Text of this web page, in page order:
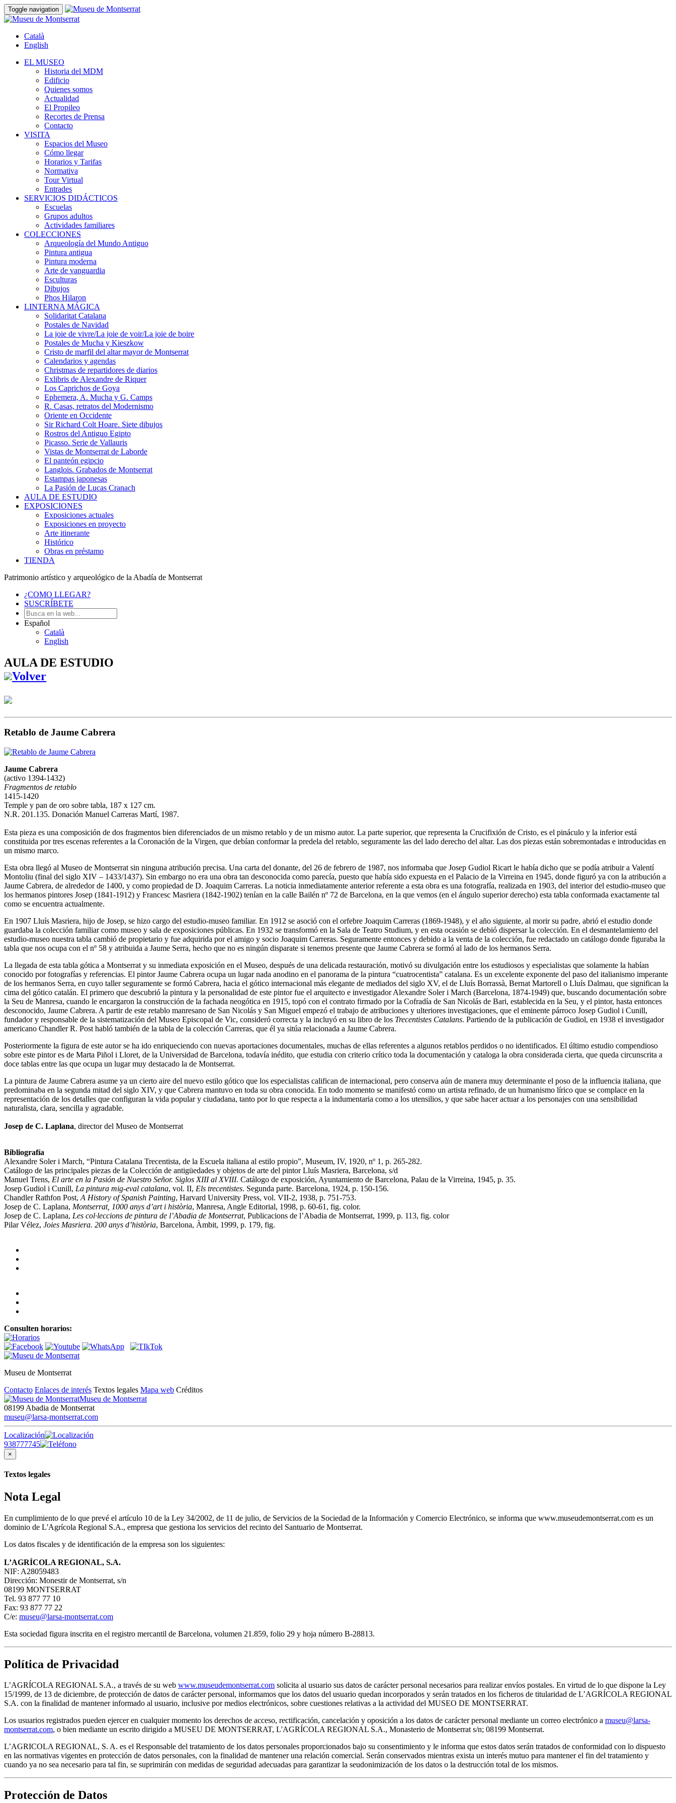
Toggle navigation
Català
English
EL MUSEO
Historia del MDM
Edificio
Quienes somos
Actualidad
El Propileo
Recortes de Prensa
Contacto
VISITA
Espacios del Museo
Cómo llegar
Horarios y Tarifas
Normativa
Tour Virtual
Entrades
SERVICIOS DIDÁCTICOS
Escuelas
Grupos adultos
Actividades familiares
COLECCIONES
Arqueología del Mundo Antiguo
Pintura antigua
Pintura moderna
Arte de vanguardia
Esculturas
Dibujos
Phos Hilaron
LINTERNA MÁGICA
Solidaritat Catalana
Postales de Navidad
La joie de vivre/La joie de voir/La joie de boire
Postales de Mucha y Kieszkow
Cristo de marfil del altar mayor de Montserrat
Calendarios y agendas
Christmas de repartidores de diarios
Exlibris de Alexandre de Riquer
Los Caprichos de Goya
Ephemera, A. Mucha y G. Camps
R. Casas, retratos del Modernismo
Oriente en Occidente
Sir Richard Colt Hoare. Siete dibujos
Rostros del Antiguo Egipto
Picasso. Serie de Vallauris
Vistas de Montserrat de Laborde
El panteón egipcio
Langlois. Grabados de Montserrat
Estampas japonesas
La Pasión de Lucas Cranach
AULA DE ESTUDIO
EXPOSICIONES
Exposiciones actuales
Exposiciones en proyecto
Arte itinerante
Histórico
Obras en préstamo
TIENDA
Patrimonio artístico y arqueológico de la Abadía de Montserrat
¿COMO LLEGAR?
SUSCRÍBETE
Español
Català
English
AULA DE ESTUDIO
Volver
Retablo de Jaume Cabrera
Jaume Cabrera
(activo 1394-1432)
Fragmentos de retablo
1415-1420
Temple y pan de oro sobre tabla, 187 x 127 cm.
N.R. 201.135. Donación Manuel Carreras Martí, 1987.
Esta pieza es una composición de dos fragmentos bien diferenciados de un mismo retablo y de un mismo autor. La parte superior, que representa la Crucifixión de Cristo, es el pináculo y la inferior está
constituida por tres escenas referentes a la Coronación de la Virgen, que debían conformar la predela del retablo, seguramente las del lado derecho del altar. Las dos piezas están sobremontadas e introducidas en
un mismo marco.
Esta obra llegó al Museo de Montserrat sin ninguna atribución precisa. Una carta del donante, del 26 de febrero de 1987, nos informaba que Josep Gudiol Ricart le había dicho que se podía atribuir a Valentí
Montoliu (final del siglo XIV – 1433/1437). Sin embargo no era una obra tan desconocida como parecía, puesto que había sido expuesta en el Palacio de la Virreina en 1945, donde figuró ya con la atribución a
Jaume Cabrera, de alrededor de 1400, y como propiedad de D. Joaquim Carreras. La noticia inmediatamente anterior referente a esta obra es una fotografía, realizada en 1903, del interior del estudio-museo que
los hermanos pintores Josep (1841-1912) y Francesc Masriera (1842-1902) tenían en la calle Bailén nº 72 de Barcelona, en la que vemos (en el ángulo superior derecho) esta tabla conformada exactamente tal
como se encuentra actualmente.
En 1907 Lluís Masriera, hijo de Josep, se hizo cargo del estudio-museo familiar. En 1912 se asoció con el orfebre Joaquim Carreras (1869-1948), y el año siguiente, al morir su padre, abrió el estudio donde
guardaba la colección familiar como museo y sala de exposiciones públicas. En 1932 se transformó en la Sala de Teatro Studium, y en esta ocasión se debió dispersar la colección. En el desmantelamiento del
estudio-museo nuestra tabla cambió de propietario y fue adquirida por el amigo y socio Joaquim Carreras. Seguramente entonces y debido a la venta de la colección, fue redactado un catálogo donde figuraba la
tabla que nos ocupa con el nº 58 y atribuida a Jaume Serra, hecho que no es ningún disparate si tenemos presente que Jaume Cabrera se formó al lado de los hermanos Serra.
La llegada de esta tabla gótica a Montserrat y su inmediata exposición en el Museo, después de una delicada restauración, motivó su divulgación entre los estudiosos y especialistas que solamente la habían
conocido por fotografías y referencias. El pintor Jaume Cabrera ocupa un lugar nada anodino en el panorama de la pintura “cuatrocentista” catalana. Es un excelente exponente del paso del italianismo imperante
de los hermanos Serra, en cuyo taller seguramente se formó Cabrera, hacia el gótico internacional más elegante de mediados del siglo XV, el de Lluís Borrassà, Bernat Martorell o Lluís Dalmau, que significan la
cima del gótico catalán. El primero que descubrió la pintura y la personalidad de este pintor fue el arquitecto e investigador Alexandre Soler i March (Barcelona, 1874-1949) que, buscando documentación sobre
la Seu de Manresa, cuando le encargaron la construcción de la fachada neogótica en 1915, topó con el contrato firmado por la Cofradía de San Nicolás de Bari, establecida en la Seu, y el pintor, hasta entonces
desconocido, Jaume Cabrera. A partir de este retablo manresano de San Nicolás y San Miguel empezó el trabajo de atribuciones y ulteriores investigaciones, que el eminente párroco Josep Gudiol i Cunill,
fundador y responsable de la sistematización del Museo Episcopal de Vic, consideró correcta y la incluyó en su libro de los Trecentistes Catalans. Partiendo de la publicación de Gudiol, en 1938 el investigador
americano Chandler R. Post habló también de la tabla de la colección Carreras, que él ya sitúa relacionada a Jaume Cabrera.
Posteriormente la figura de este autor se ha ido enriqueciendo con nuevas aportaciones documentales, muchas de ellas referentes a algunos retablos perdidos o no identificados. El último estudio compendioso
sobre este pintor es de Marta Piñol i Lloret, de la Universidad de Barcelona, todavía inédito, que estudia con criterio crítico toda la documentación y cataloga la obra considerada cierta, que queda circunscrita a
doce tablas entre las que ocupa un lugar muy destacado la de Montserrat.
La pintura de Jaume Cabrera asume ya un cierto aire del nuevo estilo gótico que los especialistas califican de internacional, pero conserva aún de manera muy determinante el poso de la influencia italiana, que
predominaba en la segunda mitad del siglo XIV, y que Cabrera mantuvo en toda su obra conocida. En todo momento se manifestó como un artista refinado, de un humanismo lírico que se complace en la
representación de los detalles que configuran la vida popular y ciudadana, tanto por lo que respecta a la indumentaria como a los utensilios, y que sabe hacer actuar a los personajes con una sensibilidad
naturalista, clara, sencilla y agradable.
Josep de C. Laplana, director del Museo de Montserrat
Bibliografía
Alexandre Soler i March, “Pintura Catalana Trecentista, de la Escuela italiana al estilo propio”, Museum, IV, 1920, nº 1, p. 265-282.
Catálogo de las principales piezas de la Colección de antigüedades y objetos de arte del pintor Lluís Masriera, Barcelona, s/d
Manuel Trens, El arte en la Pasión de Nuestro Señor. Siglos XIII al XVIII. Catálogo de exposición, Ayuntamiento de Barcelona, Palau de la Virreina, 1945, p. 35.
Josep Gudiol i Cunill, La pintura mig-eval catalana, vol. II, Els trecentistes. Segunda parte. Barcelona, 1924, p. 150-156.
Chandler Rathfon Post, A History of Spanish Painting, Harvard University Press, vol. VII-2, 1938, p. 751-753.
Josep de C. Laplana, Montserrat, 1000 anys d’art i història, Manresa, Angle Editorial, 1998, p. 60-61, fig. color.
Josep de C. Laplana, Les col·leccions de pintura de l’Abadia de Montserrat, Publicacions de l’Abadia de Montserrat, 1999, p. 113, fig. color
Pilar Vélez, Joies Masriera. 200 anys d’història, Barcelona, Àmbit, 1999, p. 179, fig.
Consulten horarios:
Museu de Montserrat
Contacto Enlaces de interés Textos legales Mapa web Créditos
Museu de Montserrat
08199 Abadia de Montserrat
museu@larsa-montserrat.com
Localización
938777745
×
Textos legales
Nota Legal
En cumplimiento de lo que prevé el artículo 10 de la Ley 34/2002, de 11 de julio, de Servicios de la Sociedad de la Información y Comercio Electrónico, se informa que www.museudemontserrat.com es un
dominio de L'Agrícola Regional S.A., empresa que gestiona los servicios del recinto del Santuario de Montserrat.
Los datos fiscales y de identificación de la empresa son los siguientes:
L’AGRÍCOLA REGIONAL, S.A.
NIF: A28059483
Dirección: Monestir de Montserrat, s/n
08199 MONTSERRAT
Tel. 93 877 77 10
Fax: 93 877 77 22
C/e: museu@larsa-montserrat.com
Esta sociedad figura inscrita en el registro mercantil de Barcelona, volumen 21.859, folio 29 y hoja número B-28813.
Política de Privacidad
L’AGRÍCOLA REGIONAL S.A., a través de su web www.museudemontserrat.com solicita al usuario sus datos de carácter personal necesarios para realizar envíos postales. En virtud de lo que dispone la Ley
15/1999, de 13 de diciembre, de protección de datos de carácter personal, informamos que los datos del usuario quedan incorporados y serán tratados en los ficheros de titularidad de L’AGRÍCOLA REGIONAL
S.A. con la finalidad de mantener informado al usuario, inclusive por medios electrónicos, sobre cuestiones relativas a la actividad del MUSEO DE MONTSERRAT.
Los usuarios registrados pueden ejercer en cualquier momento los derechos de acceso, rectificación, cancelación y oposición a los datos de carácter personal mediante un correo electrónico a museu@larsa-
montserrat.com, o bien mediante un escrito dirigido a MUSEU DE MONTSERRAT, L'AGRÍCOLA REGIONAL S.A., Monasterio de Montserrat s/n; 08199 Montserrat.
L’AGRICOLA REGIONAL, S. A. es el Responsable del tratamiento de los datos personales proporcionados bajo su consentimiento y le informa que estos datos serán tratados de conformidad con lo dispuesto
en las normativas vigentes en protección de datos personales, con la finalidad de mantener una relación comercial. Serán conservados mientras exista un interés mutuo para mantener el fin del tratamiento y
cuando ya no sea necesario para tal fin, se suprimirán con medidas de seguridad adecuadas para garantizar la seudonimización de los datos o la destrucción total de los mismos.
Protección de Datos